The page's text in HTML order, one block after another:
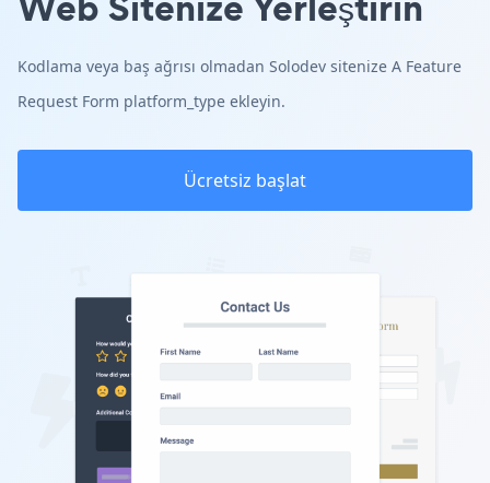
Kodlama veya baş ağrısı olmadan Solodev sitenize A Feature
Request Form platform_type ekleyin.
Ücretsiz başlat